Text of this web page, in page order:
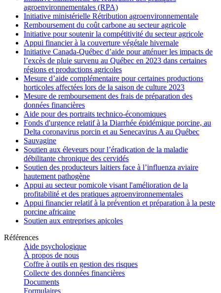
agroenvironnementales (RPA)
Initiative ministérielle Rétribution agroenvironnementale
Remboursement du coût carbone au secteur agricole
Initiative pour soutenir la compétitivité du secteur agricole
Appui financier à la couverture végétale hivernale
Initiative Canada-Québec d’aide pour atténuer les impacts de
l’excès de pluie survenu au Québec en 2023 dans certaines
régions et productions agricoles
Mesure d’aide complémentaire pour certaines productions
horticoles affectées lors de la saison de culture 2023
Mesure de remboursement des frais de préparation des
données financières
Aide pour des portraits technico-économiques
Fonds d'urgence relatif à la Diarrhée épidémique porcine, au
Delta coronavirus porcin et au Senecavirus A au Québec
Sauvagine
Soutien aux éleveurs pour l’éradication de la maladie
débilitante chronique des cervidés
Soutien des producteurs laitiers face à l’influenza aviaire
hautement pathogène
Appui au secteur pomicole visant l'amélioration de la
profitabilité et des pratiques agroenvironnementales
Appui financier relatif à la prévention et préparation à la peste
porcine africaine
Soutien aux entreprises apicoles
Références
Aide psychologique
À propos de nous
Coffre à outils en gestion des risques
Collecte des données financières
Documents
Formulaires